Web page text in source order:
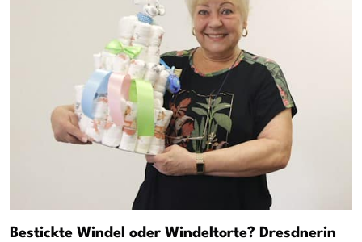
Bestickte Windel oder Windeltorte? Dresdnerin